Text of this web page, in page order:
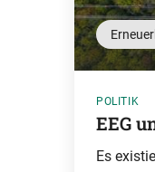
POLITIK
EEG
Es